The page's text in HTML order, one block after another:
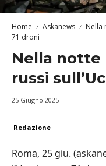
Home Askanews
Nella
71 droni
Nella
russi
25 Giugno 2025
Redazione
Roma, 25 giu.